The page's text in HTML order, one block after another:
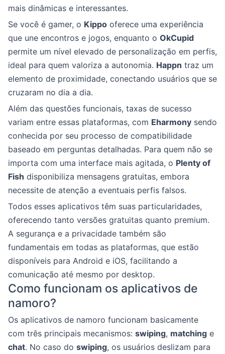
mais dinâmicas e interessantes.
Se você é gamer, o Kippo oferece uma experiência
que une encontros e jogos, enquanto o OkCupid
permite um nível elevado de personalização em perfis,
ideal para quem valoriza a autonomia. Happn traz um
elemento de proximidade, conectando usuários que se
cruzaram no dia a dia.
Além das questões funcionais, taxas de sucesso
variam entre essas plataformas, com Eharmony sendo
conhecida por seu processo de compatibilidade
baseado em perguntas detalhadas. Para quem não se
importa com uma interface mais agitada, o Plenty of
Fish disponibiliza mensagens gratuitas, embora
necessite de atenção a eventuais perfis falsos.
Todos esses aplicativos têm suas particularidades,
oferecendo tanto versões gratuitas quanto premium.
A segurança e a privacidade também são
fundamentais em todas as plataformas, que estão
disponíveis para Android e iOS, facilitando a
comunicação até mesmo por desktop.
Como funcionam os aplicativos de
namoro?
Os aplicativos de namoro funcionam basicamente
com três principais mecanismos: swiping, matching e
chat. No caso do swiping, os usuários deslizam para